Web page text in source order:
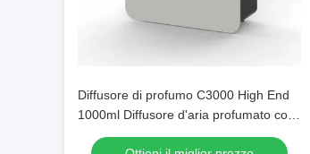
Diffusore di profumo C3000 High End
1000ml Diffusore d'aria profumato con
schermo a LED OEM ODM